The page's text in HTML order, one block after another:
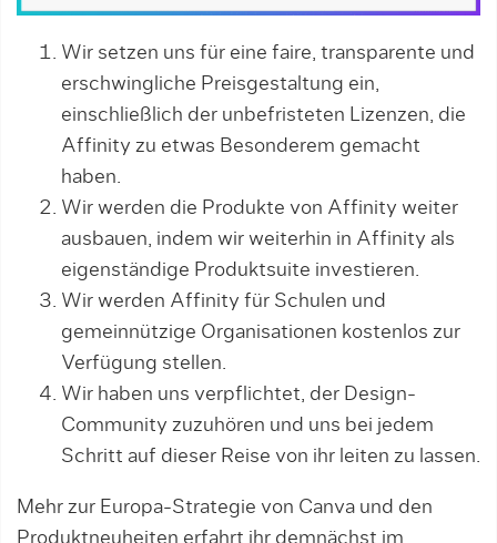
Wir setzen uns für eine faire, transparente und
erschwingliche Preisgestaltung ein,
einschließlich der unbefristeten Lizenzen, die
Affinity zu etwas Besonderem gemacht
haben.
Wir werden die Produkte von Affinity weiter
ausbauen, indem wir weiterhin in Affinity als
eigenständige Produktsuite investieren.
Wir werden Affinity für Schulen und
gemeinnützige Organisationen kostenlos zur
Verfügung stellen.
Wir haben uns verpflichtet, der Design-
Community zuzuhören und uns bei jedem
Schritt auf dieser Reise von ihr leiten zu lassen.
Mehr zur Europa-Strategie von Canva und den
Produktneuheiten erfahrt ihr demnächst im